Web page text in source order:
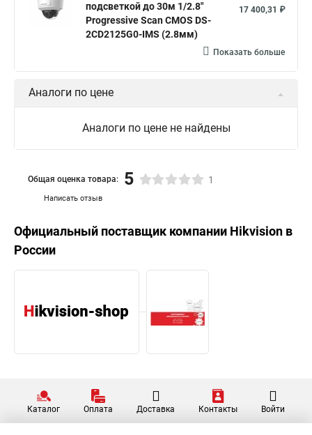
подсветкой до 30м 1/2.8"
Progressive Scan CMOS DS-
2CD2125G0-IMS (2.8мм)
17 400,31 ₽
Показать больше
Аналоги по цене
Аналоги по цене не найдены
Написать отзыв
Общая оценка товара: 5 1
Официальный поставщик компании Hikvision в
России
Каталог Оплата Доставка Контакты Войти